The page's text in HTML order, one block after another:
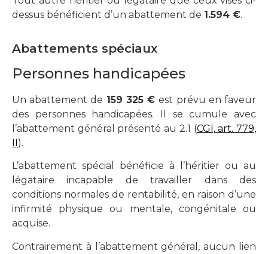
dessus bénéficient d’un abattement de 1.594 €.
Abattements spéciaux
Personnes handicapées
Un abattement de 159 325 €est prévu en faveur
des personnes handicapées. Il se cumule avec
l’abattement général présenté au 2.1 (CGI, art. 779,
II).
L’abattement spécial bénéficie à l’héritier ou au
légataire incapable de travailler dans des
conditions normales de rentabilité, en raison d’une
infirmité physique ou mentale, congénitale ou
acquise.
Contrairement à l’abattement général, aucun lien